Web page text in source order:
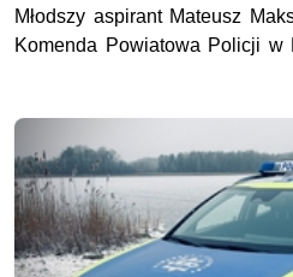
Młodszy aspirant Mateusz
Komenda Powiatowa Policji w